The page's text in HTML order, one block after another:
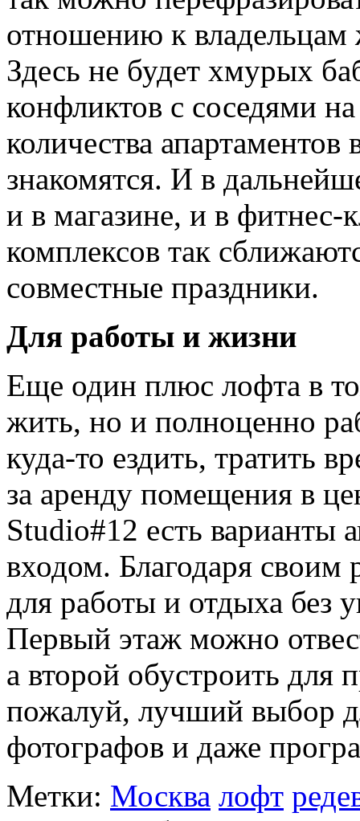
отношению к владельцам
Здесь не будет хмурых
конфликтов с соседями
количества апартаментов
знакомятся. И в
и в магазине, и в
комплексов так
совместные праздники.
Для работы и жизни
Еще один плюс лофта в
жить, но и полноценно
куда-то ездить, тратить
за аренду помещения в
Studio#12 есть варианты
входом. Благодаря своим
для работы и отдыха без
Первый этаж можно
а второй обустроить для
пожалуй, лучший выбор
фотографов и даже
Метки: Москва лофт